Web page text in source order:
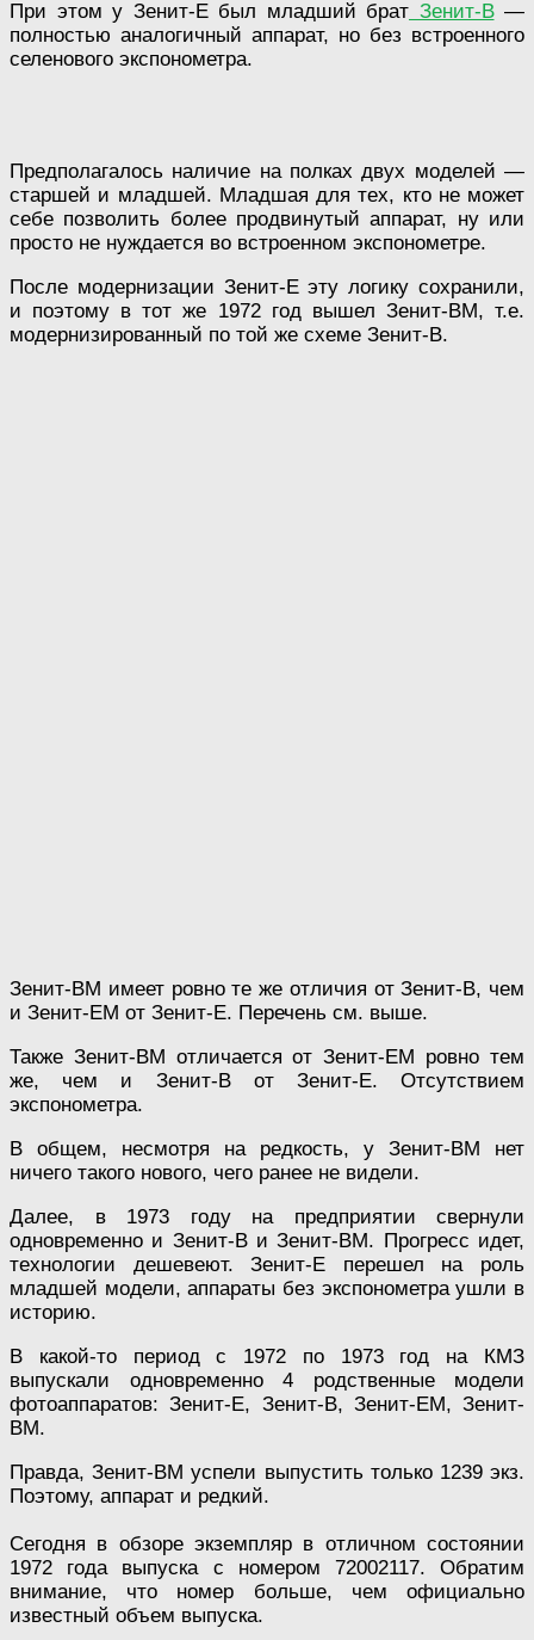
При этом у Зенит-Е был младший брат Зенит-В—
полностью аналогичный аппарат, но без встроенного
селенового экспонометра.
Предполагалось наличие на полках двух моделей —
старшей и младшей. Младшая для тех, кто не может
себе позволить более продвинутый аппарат, ну или
просто не нуждается во встроенном экспонометре.
После модернизации Зенит-Е эту логику сохранили,
и поэтому в тот же 1972 год вышел Зенит-ВМ, т.е.
модернизированный по той же схеме Зенит-В.
Зенит-ВМ имеет ровно те же отличия от Зенит-В, чем
и Зенит-ЕМ от Зенит-Е. Перечень см. выше.
Также Зенит-ВМ отличается от Зенит-ЕМ ровно тем
же, чем и Зенит-В от Зенит-Е. Отсутствием
экспонометра.
В общем, несмотря на редкость, у Зенит-ВМ нет
ничего такого нового, чего ранее не видели.
Далее, в 1973 году на предприятии свернули
одновременно и Зенит-В и Зенит-ВМ. Прогресс идет,
технологии дешевеют. Зенит-Е перешел на роль
младшей модели, аппараты без экспонометра ушли в
историю.
В какой-то период с 1972 по 1973 год на КМЗ
выпускали одновременно 4 родственные модели
фотоаппаратов: Зенит-Е, Зенит-В, Зенит-ЕМ, Зенит-
ВМ.
Правда, Зенит-ВМ успели выпустить только 1239 экз.
Поэтому, аппарат и редкий.
Сегодня в обзоре экземпляр в отличном состоянии
1972 года выпуска с номером 72002117. Обратим
внимание, что номер больше, чем официально
известный объем выпуска.